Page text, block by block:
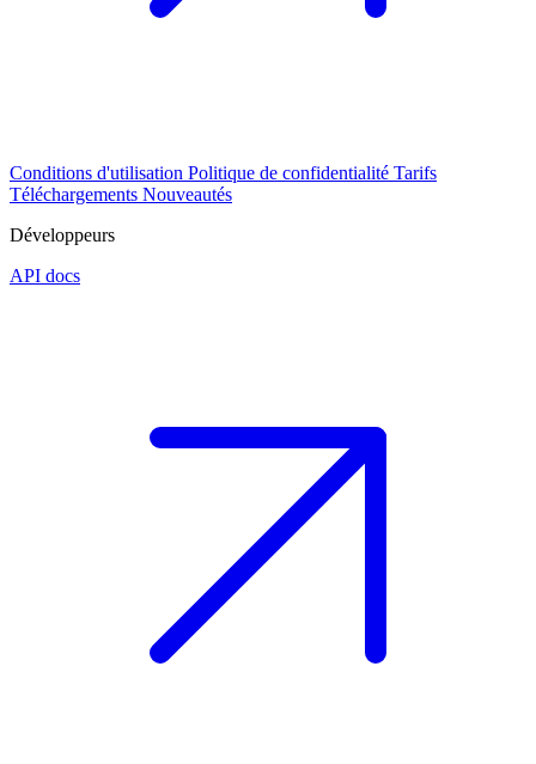
Conditions d'utilisation Politique de confidentialité Tarifs
Téléchargements Nouveautés
Développeurs
API docs